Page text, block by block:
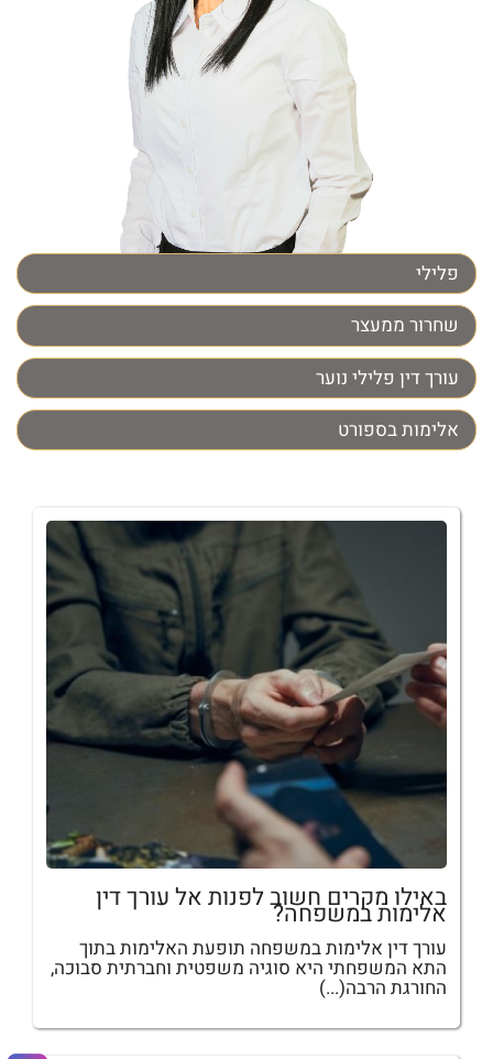
פלילי
שחרור ממעצר
עורך דין פלילי נוער
אלימות בספורט
באילו מקרים חשוב לפנות אל עורך דין
אלימות במשפחה?
עורך דין אלימות במשפחה תופעת האלימות בתוך
התא המשפחתי היא סוגיה משפטית וחברתית סבוכה,
החורגת הרבה(...)